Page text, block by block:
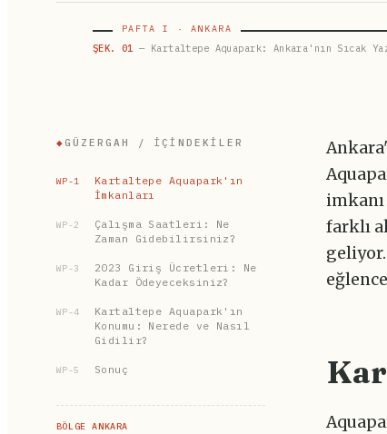
PAFTA I · ANKARA
ŞEK. 01 — Kartaltepe Aquapark: Ankara'nın Sıcak
◆ GÜZERGAH / İÇINDEKILER
WP-1
Kartaltepe Aquapark'ın
İmkanları
WP-2
Çalışma Saatleri: Ne
Zaman Gidebilirsiniz?
WP-3
2023 Giriş Ücretleri: Ne
Kadar Ödeyeceksiniz?
WP-4
Kartaltepe Aquapark'ın
Konumu: Nerede ve Nasıl
Gidilir?
WP-5 Sonuç
BÖLGE ANKARA
farklı